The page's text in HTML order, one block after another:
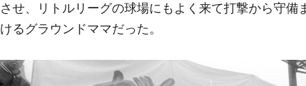
させ、リトルリーグの球場にもよく来て打撃から守備
けるグラウンドママだった。